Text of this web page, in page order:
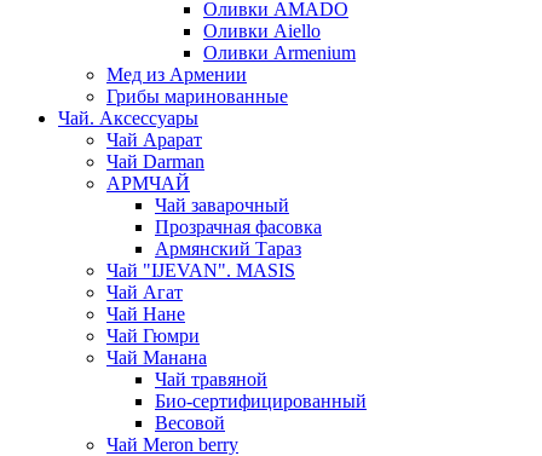
Оливки AMADO
Оливки Aiello
Оливки Armenium
Мед из Армении
Грибы маринованные
Чай. Аксессуары
Чай Арарат
Чай Darman
АРМЧАЙ
Чай заварочный
Прозрачная фасовка
Армянский Тараз
Чай "IJEVAN". MASIS
Чай Агат
Чай Нане
Чай Гюмри
Чай Манана
Чай травяной
Био-сертифицированный
Весовой
Чай Meron berry